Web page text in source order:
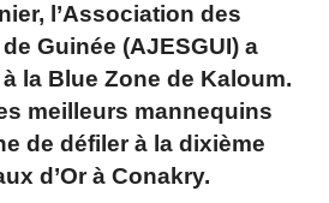
l’Association des
Guinée (AJESGUI) a
la Blue Zone de Kaloum.
meilleurs mannequins
de défiler à la dixième
d’Or à Conakry.